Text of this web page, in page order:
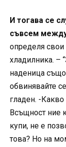
И тогава се
съвсем
определя свои
хладилника. –
наденица
обвинявайте
гладен. -Какво
Всъщност ние
купи, не е
това? Но на